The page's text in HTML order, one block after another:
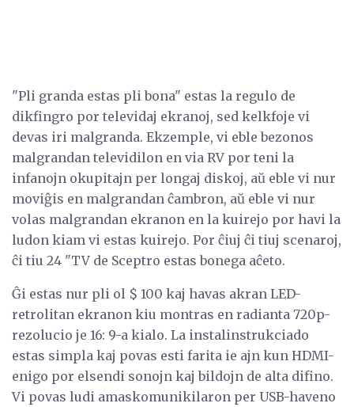
"Pli granda estas pli bona" ​​estas la regulo de
dikfingro por televidaj ekranoj, sed kelkfoje vi
devas iri malgranda. Ekzemple, vi eble bezonos
malgrandan televidilon en via RV por teni la
infanojn okupitajn per longaj diskoj, aŭ eble vi nur
moviĝis en malgrandan ĉambron, aŭ eble vi nur
volas malgrandan ekranon en la kuirejo por havi la
ludon kiam vi estas kuirejo. Por ĉiuj ĉi tiuj scenaroj,
ĉi tiu 24 "TV de Sceptro estas bonega aĉeto.
Ĝi estas nur pli ol $ 100 kaj havas akran LED-
retrolitan ekranon kiu montras en radianta 720p-
rezolucio je 16: 9-a kialo. La instalinstrukciado
estas simpla kaj povas esti farita ie ajn kun HDMI-
enigo por elsendi sonojn kaj bildojn de alta difino.
Vi povas ludi amaskomunikilaron per USB-haveno